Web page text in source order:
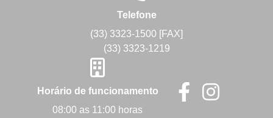
Telefone
(33) 3323-1500 [FAX]
(33) 3323-1219
Horário de funcionamento
08:00 as 11:00 horas